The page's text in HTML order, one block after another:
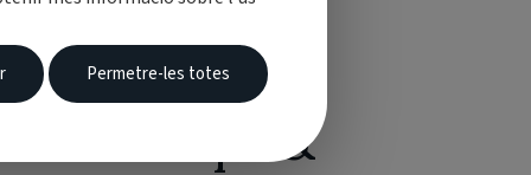
Hotel Spa &
Permetre-les totes